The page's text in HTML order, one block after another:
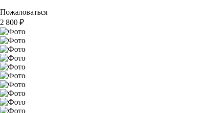
Пожаловаться
2 800 ₽